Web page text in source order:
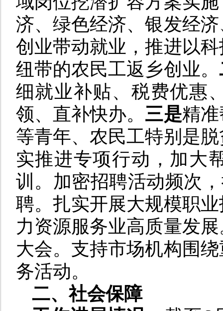
济、绿色经济、银发经
创业带动就业，推进以
纽带的农民工返乡创业。
细就业补贴、税费优惠
领、直补快办。 三是精
等青年、农民工特别是
实推进专项行动，加大
训。加密招聘活动频次
聘。扎实开展大规模职
力资源服务业高质量发
大会。支持市场机构围
务活动。
二、社会保障